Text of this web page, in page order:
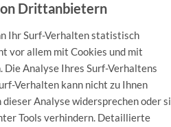
Drittanbietern
Ihr Surf-Verhalten statistisch
vor allem mit Cookies und mit
Analyse Ihres Surf-Verhaltens
Verhalten kann nicht zu Ihnen
Analyse widersprechen oder
Tools verhindern. Detaillierte